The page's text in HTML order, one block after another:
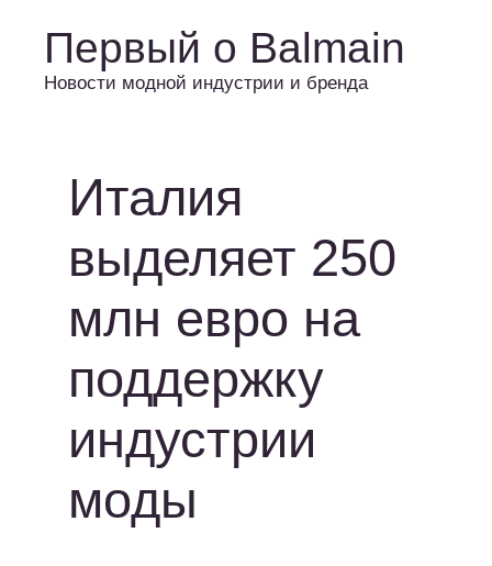
Первый о Balmain
Новости модной индустрии и бренда
Италия
выделяет 250
млн евро на
поддержку
индустрии
моды